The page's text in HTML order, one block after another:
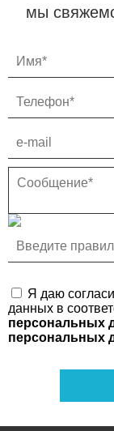
мы
Я даю
данных в
персональных
персональных